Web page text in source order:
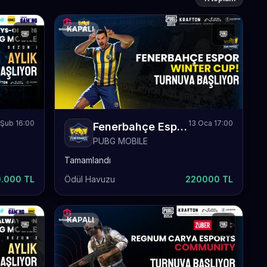
Şub 16:00
TL
KAPALI
Fenerbahçe Espor Winter Cup
PUBG MOBILE
13 Oca 17:00
Tamamlandı
Ödül Havuzu
220000 TL
KAPALI